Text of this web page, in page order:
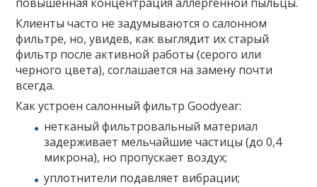
Клиенты часто не задумываются о салонном
фильтре, но, увидев, как выглядит их старый
фильтр после активной работы (серого или
черного цвета), соглашается на замену почти
всегда.
Как устроен салонный фильтр Goodyear:
нетканый фильтровальный материал
задерживает мельчайшие частицы (до 0,4
микрона), но пропускает воздух;
уплотнители подавляет вибрации;